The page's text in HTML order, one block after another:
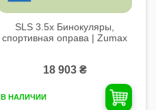
SLS 3.5x Бинокуляры,
спортивная оправа | Zumax
18 903 ₴
В НАЛИЧИИ